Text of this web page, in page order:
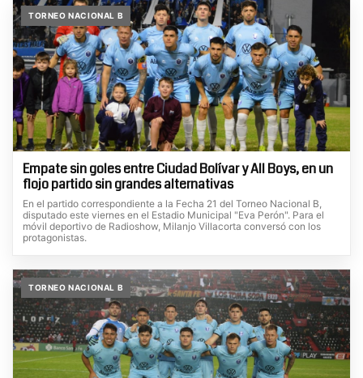
TORNEO NACIONAL B
Empate sin goles entre Ciudad Bolívar y All Boys, en un
flojo partido sin grandes alternativas
En el partido correspondiente a la Fecha 21 del Torneo Nacional B,
disputado este viernes en el Estadio Municipal "Eva Perón". Para el
móvil deportivo de Radioshow, Milanjo Villacorta conversó con los
protagonistas.
TORNEO NACIONAL B